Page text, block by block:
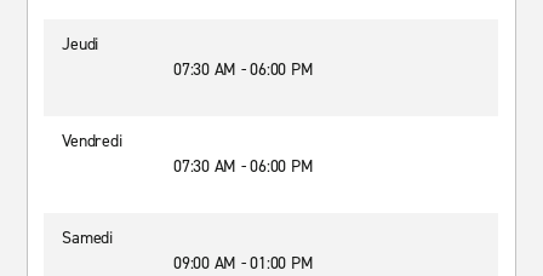
Jeudi
07:30 AM - 06:00 PM
Vendredi
07:30 AM - 06:00 PM
Samedi
09:00 AM - 01:00 PM